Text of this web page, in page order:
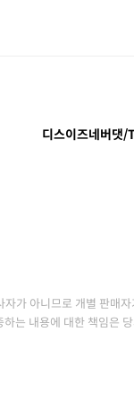
디스이즈네버댓
가 아니므로 개별 판매자
는 내용에 대한 책임은